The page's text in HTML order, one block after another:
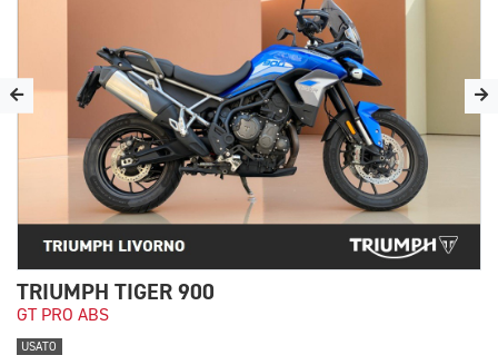
TRIUMPH TIGER 900
GT PRO ABS
USATO